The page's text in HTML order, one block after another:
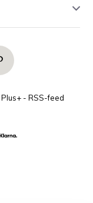
Plus+ - RSS-feed